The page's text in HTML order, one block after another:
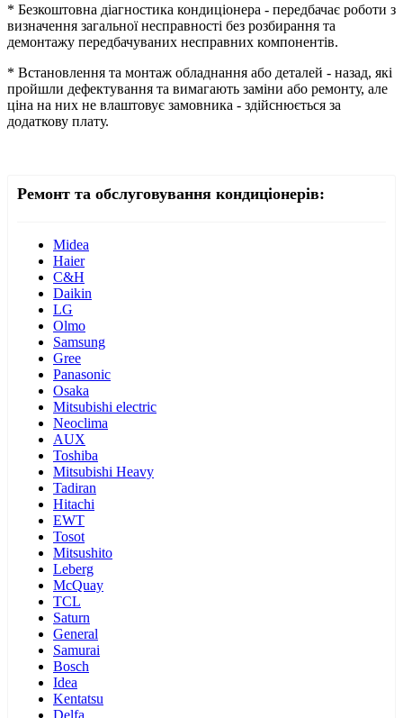
* Безкоштовна діагностика кондиціонера - передбачає роботи з
визначення загальної несправності без розбирання та
демонтажу передбачуваних несправних компонентів.
* Встановлення та монтаж обладнання або деталей - назад, які
пройшли дефектування та вимагають заміни або ремонту, але
ціна на них не влаштовує замовника - здійснюється за
додаткову плату.
Ремонт та обслуговування кондиціонерів:
Midea
Haier
С&H
Daikin
LG
Olmo
Samsung
Gree
Panasonic
Osaka
Mitsubishi electric
Neoclima
AUX
Toshiba
Mitsubishi Heavy
Tadiran
Hitachi
EWT
Tosot
Mitsushito
Leberg
McQuay
TCL
Saturn
General
Samurai
Bosch
Idea
Kentatsu
Delfa